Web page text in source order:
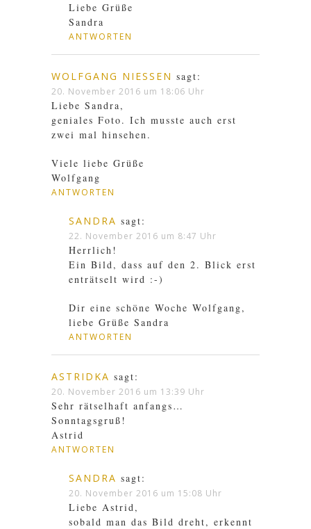
Liebe Grüße
Sandra
ANTWORTEN
WOLFGANG NIESSEN sagt:
20. November 2016 um 18:06 Uhr
Liebe Sandra,
geniales Foto. Ich musste auch erst
zwei mal hinsehen.
Viele liebe Grüße
Wolfgang
ANTWORTEN
SANDRA sagt:
22. November 2016 um 8:47 Uhr
Herrlich!
Ein Bild, dass auf den 2. Blick erst
enträtselt wird :-)
Dir eine schöne Woche Wolfgang,
liebe Grüße Sandra
ANTWORTEN
ASTRIDKA sagt:
20. November 2016 um 13:39 Uhr
Sehr rätselhaft anfangs…
Sonntagsgruß!
Astrid
ANTWORTEN
SANDRA sagt:
20. November 2016 um 15:08 Uhr
Liebe Astrid,
sobald man das Bild dreht, erkennt